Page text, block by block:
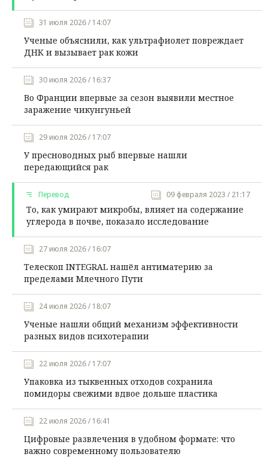
31 июля 2026 / 14:07
Ученые объяснили, как ультрафиолет повреждает
ДНК и вызывает рак кожи
30 июля 2026 / 16:37
Во Франции впервые за сезон выявили местное
заражение чикунгуньей
29 июля 2026 / 17:07
У пресноводных рыб впервые нашли
передающийся рак
Перевод 09 февраля 2023 / 21:17
То, как умирают микробы, влияет на содержание
углерода в почве, показало исследование
27 июля 2026 / 16:07
Телескоп INTEGRAL нашёл антиматерию за
пределами Млечного Пути
24 июля 2026 / 18:07
Ученые нашли общий механизм эффективности
разных видов психотерапии
22 июля 2026 / 17:07
Упаковка из тыквенных отходов сохранила
помидоры свежими вдвое дольше пластика
22 июля 2026 / 16:41
Цифровые развлечения в удобном формате: что
важно современному пользователю